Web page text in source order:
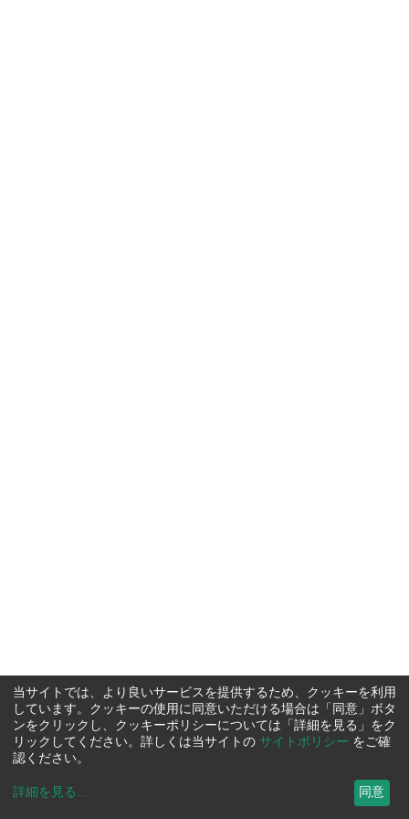
当サイトでは、より良いサービスを提供するため、クッキーを利用
しています。クッキーの使用に同意いただける場合は「同意」ボタ
ンをクリックし、クッキーポリシーについては「詳細を見る」をク
リックしてください。詳しくは当サイトの サイトポリシー をご確
認ください。
詳細を見る ... 同意